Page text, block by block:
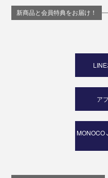
新商品と会員特典をお届け！
ア
MONOCO